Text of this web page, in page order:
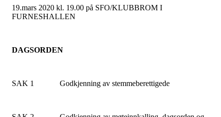
19.mars 2020 kl. 19.00 på SFO/KLUBBROM I
FURNESHALLEN
DAGSORDEN
SAK 1 Godkjenning av stemmeberettigede